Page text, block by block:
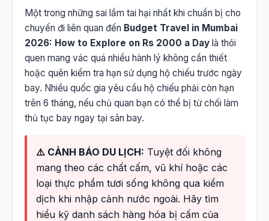
Một trong những sai lầm tai hại nhất khi chuẩn bị cho
chuyến đi liên quan đến Budget Travel in Mumbai
2026: How to Explore on Rs 2000 a Day là thói
quen mang vác quá nhiều hành lý không cần thiết
hoặc quên kiểm tra hạn sử dụng hộ chiếu trước ngày
bay. Nhiều quốc gia yêu cầu hộ chiếu phải còn hạn
trên 6 tháng, nếu chủ quan bạn có thể bị từ chối làm
thủ tục bay ngay tại sân bay.
⚠️ CẢNH BÁO DU LỊCH: Tuyệt đối không
mang theo các chất cấm, vũ khí hoặc các
loại thực phẩm tươi sống không qua kiểm
dịch khi nhập cảnh nước ngoài. Hãy tìm
hiểu kỹ danh sách hàng hóa bị cấm của